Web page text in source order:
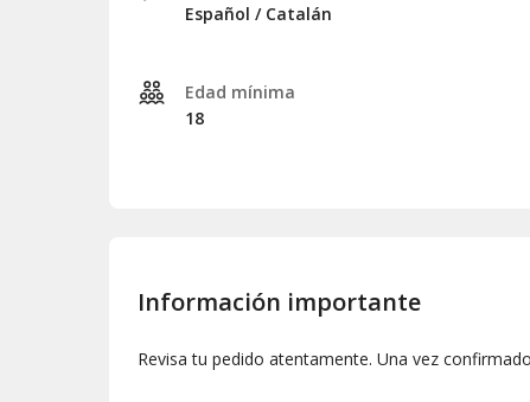
Español / Catalán
Edad mínima
18
Información importante
Revisa tu pedido atentamente. Una vez